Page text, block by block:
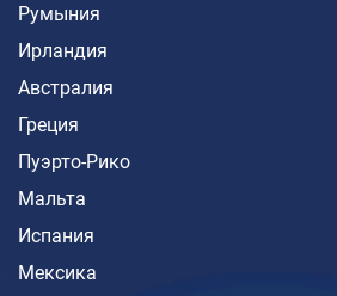
Румыния
Ирландия
Австралия
Греция
Пуэрто-Рико
Мальта
Испания
Мексика